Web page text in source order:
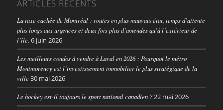
ARTICLES RÉCENTS
La taxe cachée de Montréal : routes en plus mauvais état, temps d’attente
plus longs aux urgences et deux fois plus d’amendes qu’à l’extérieur de
l’île. 6 juin 2026
Les meilleurs condos à vendre à Laval en 2026 : Pourquoi le métro
Montmorency est l’investissement immobilier le plus stratégique de la
ville 30 mai 2026
Le hockey est-il toujours le sport national canadien ? 22 mai 2026